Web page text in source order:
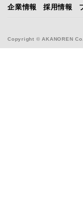
Copyright © AKANOREN
企業情報 採用情報